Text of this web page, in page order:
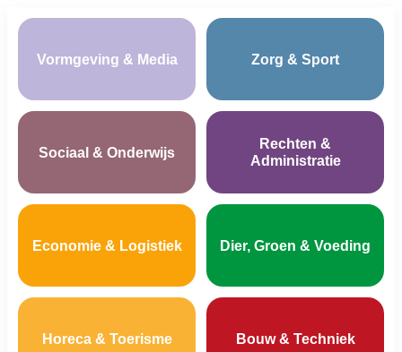
Vormgeving & Media Zorg & Sport
Sociaal & Onderwijs
Rechten &
Administratie
Economie & Logistiek Dier, Groen & Voeding
Horeca & Toerisme Bouw & Techniek